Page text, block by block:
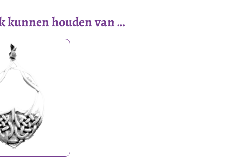
kunnen houden van …